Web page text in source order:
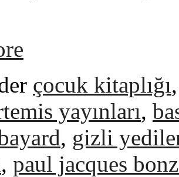
çocuk kitaplığı
yayınları,
, gizli
, paul jacques